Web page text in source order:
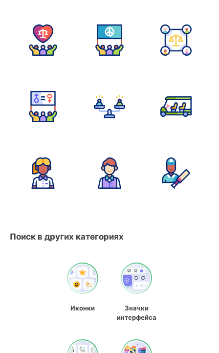
Поиск в других категориях
Иконки
Значки
интерфейса